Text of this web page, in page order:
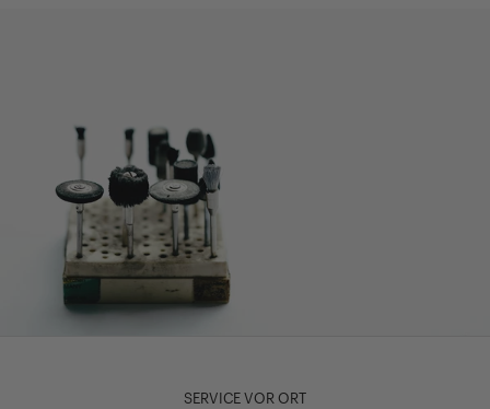
SERVICE VOR ORT